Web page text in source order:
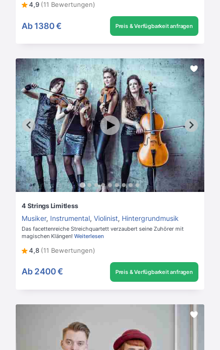
4,9 (11 Bewertungen)
Ab 1380 € Preis & Verfügbarkeit anfragen
4 Strings Limitless
Musiker, Instrumental, Violinist, Hintergrundmusik
Das facettenreiche Streichquartett verzaubert seine Zuhörer mit
magischen Klängen! Weiterlesen
4,8 (11 Bewertungen)
Ab 2400 € Preis & Verfügbarkeit anfragen